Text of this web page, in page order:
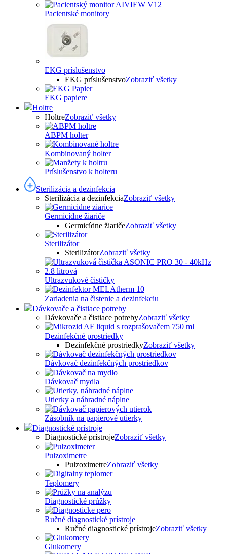
Pacientské monitory
EKG príslušenstvo
EKG príslušenstvoZobraziť všetky
EKG papiere
Holtre
HoltreZobraziť všetky
ABPM holter
Kombinovaný holter
Príslušenstvo k holteru
Sterilizácia a dezinfekcia
Sterilizácia a dezinfekciaZobraziť všetky
Germicídne žiariče
Germicídne žiaričeZobraziť všetky
Sterilizátor
SterilizátorZobraziť všetky
Ultrazvukové čističky
Zariadenia na čistenie a dezinfekciu
Dávkovače a čistiace potreby
Dávkovače a čistiace potrebyZobraziť všetky
Dezinfekčné prostriedky
Dezinfekčné prostriedkyZobraziť všetky
Dávkovač dezinfekčných prostriedkov
Dávkovač mydla
Utierky a náhradné náplne
Zásobník na papierové utierky
Diagnostické prístroje
Diagnostické prístrojeZobraziť všetky
Pulzoximetre
PulzoximetreZobraziť všetky
Teplomery
Diagnostické prúžky
Ručné diagnostické prístroje
Ručné diagnostické prístrojeZobraziť všetky
Glukomery